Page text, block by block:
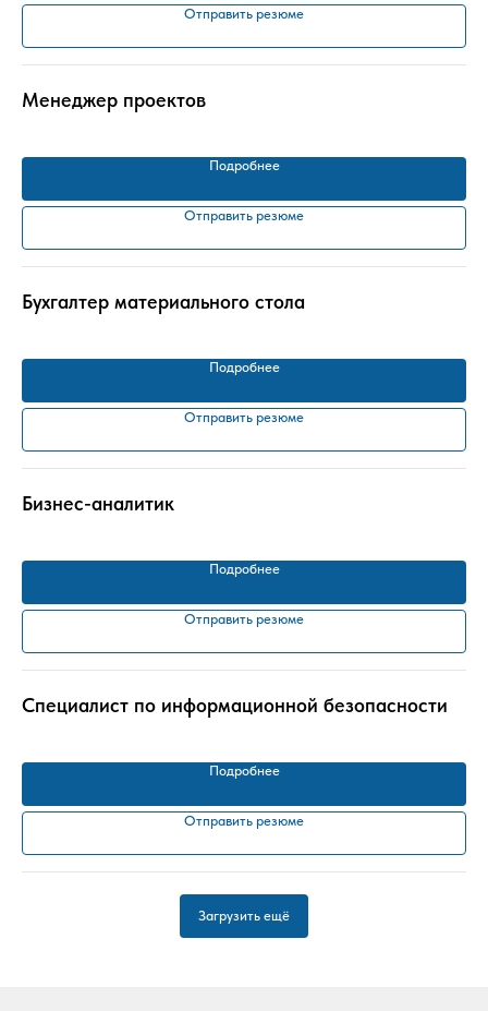
Отправить резюме
Менеджер проектов
Подробнее
Отправить резюме
Бухгалтер материального стола
Подробнее
Отправить резюме
Бизнес-аналитик
Подробнее
Отправить резюме
Специалист по информационной безопасности
Подробнее
Отправить резюме
Загрузить ещё